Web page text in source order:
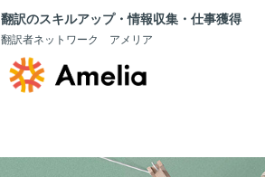
翻訳のスキルアップ・情報収集・仕事獲得
翻訳者ネットワーク アメリア